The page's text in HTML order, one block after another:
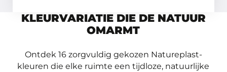
KLEURVARIATIE DIE DE NATUUR
OMARMT
Ontdek 16 zorgvuldig gekozen Natureplast-
kleuren die elke ruimte een tijdloze, natuurlijke